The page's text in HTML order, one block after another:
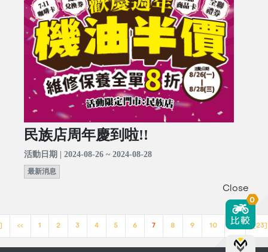
民族店周年慶到啦!!
活動日期 | 2024-08-26 ~ 2024-08-28
最新消息
<< 1 2 3 4 5 6 7 8 9 10 >> [23]
Close
0